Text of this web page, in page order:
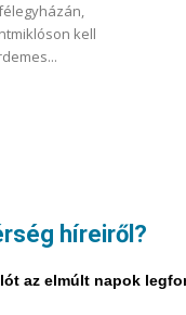
híreiről?
az elmúlt napok
kell
4. oldal a 14-ból